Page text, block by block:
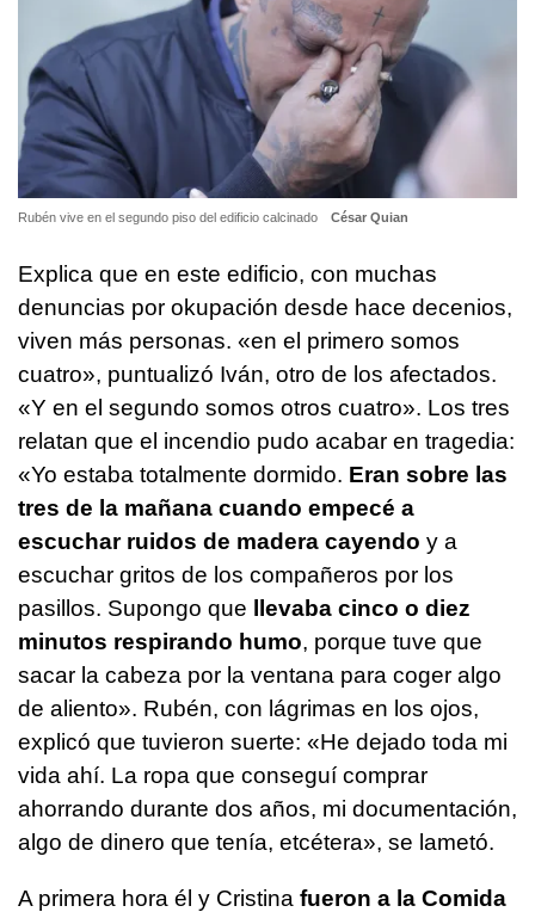
Rubén vive en el segundo piso del edificio calcinado César Quian
Explica que en este edificio, con muchas
denuncias por okupación desde hace decenios,
viven más personas. «en el primero somos
cuatro», puntualizó Iván, otro de los afectados.
«Y en el segundo somos otros cuatro». Los tres
relatan que el incendio pudo acabar en tragedia:
«Yo estaba totalmente dormido. Eran sobre las
tres de la mañana cuando empecé a
escuchar ruidos de madera cayendo y a
escuchar gritos de los compañeros por los
pasillos. Supongo que llevaba cinco o diez
minutos respirando humo, porque tuve que
sacar la cabeza por la ventana para coger algo
de aliento». Rubén, con lágrimas en los ojos,
explicó que tuvieron suerte: «He dejado toda mi
vida ahí. La ropa que conseguí comprar
ahorrando durante dos años, mi documentación,
algo de dinero que tenía, etcétera», se lametó.
A primera hora él y Cristina fueron a la Comida